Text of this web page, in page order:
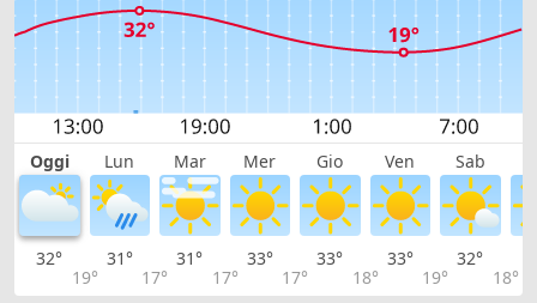
Oggi Lun Mar Mer Gio Ven Sab
32°
19°
31°
17°
31°
17°
33°
17°
33°
18°
33°
19°
32°
18°